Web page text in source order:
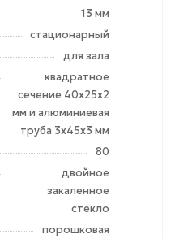
13 мм
стационарный
для зала
квадратное
сечение 40х25х2
мм и алюминиевая
труба 3х45х3 мм
80
двойное
закаленное
стекло
порошковая